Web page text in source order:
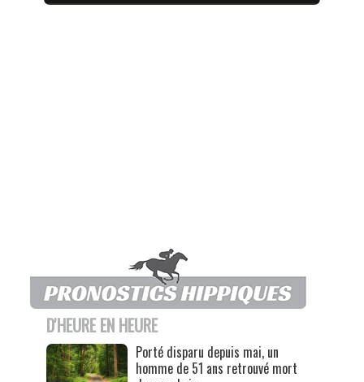
D'HEURE EN HEURE
Porté disparu depuis mai, un
homme de 51 ans retrouvé mort